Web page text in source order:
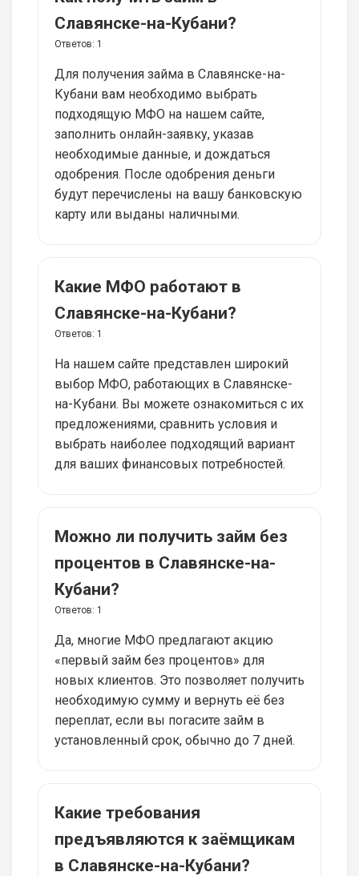
Славянске-на-Кубани?
Ответов: 1
Для получения займа в Славянске-на-
Кубани вам необходимо выбрать
подходящую МФО на нашем сайте,
заполнить онлайн-заявку, указав
необходимые данные, и дождаться
одобрения. После одобрения деньги
будут перечислены на вашу банковскую
карту или выданы наличными.
Какие МФО работают в
Славянске-на-Кубани?
Ответов: 1
На нашем сайте представлен широкий
выбор МФО, работающих в Славянске-
на-Кубани. Вы можете ознакомиться с их
предложениями, сравнить условия и
выбрать наиболее подходящий вариант
для ваших финансовых потребностей.
Можно ли получить займ без
процентов в Славянске-на-
Кубани?
Ответов: 1
Да, многие МФО предлагают акцию
«первый займ без процентов» для
новых клиентов. Это позволяет получить
необходимую сумму и вернуть её без
переплат, если вы погасите займ в
установленный срок, обычно до 7 дней.
Какие требования
предъявляются к заёмщикам
в Славянске-на-Кубани?